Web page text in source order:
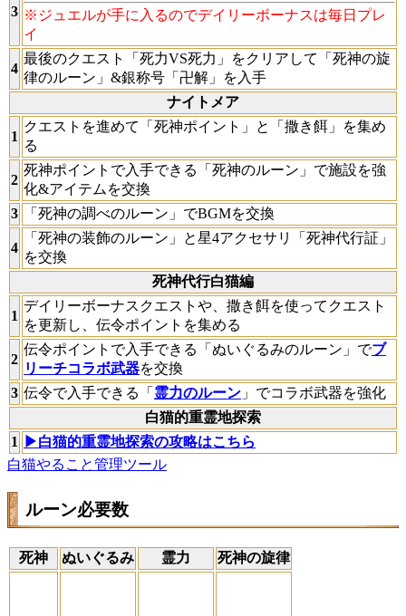
3 ※ジュエルが手に入るのでデイリーボーナスは毎日プレ
イ
4
最後のクエスト「死力VS死力」をクリアして「死神の旋
律のルーン」&銀称号「卍解」を入手
ナイトメア
1
クエストを進めて「死神ポイント」と「撒き餌」を集め
る
2
死神ポイントで入手できる「死神のルーン」で施設を強
化&アイテムを交換
3
「死神の調べのルーン」でBGMを交換
4
「死神の装飾のルーン」と星4アクセサリ「死神代行証」
を交換
死神代行白猫編
1
デイリーボーナスクエストや、撒き餌を使ってクエスト
を更新し、伝令ポイントを集める
2
伝令ポイントで入手できる「ぬいぐるみのルーン」でブ
リーチコラボ武器を交換
3 伝令で入手できる「 霊力のルーン 」でコラボ武器を強化
白猫的重霊地探索
1 ▶白猫的重霊地探索の攻略はこちら
白猫やること管理ツール
ルーン必要数
死神 ぬいぐるみ 霊力 死神の旋律